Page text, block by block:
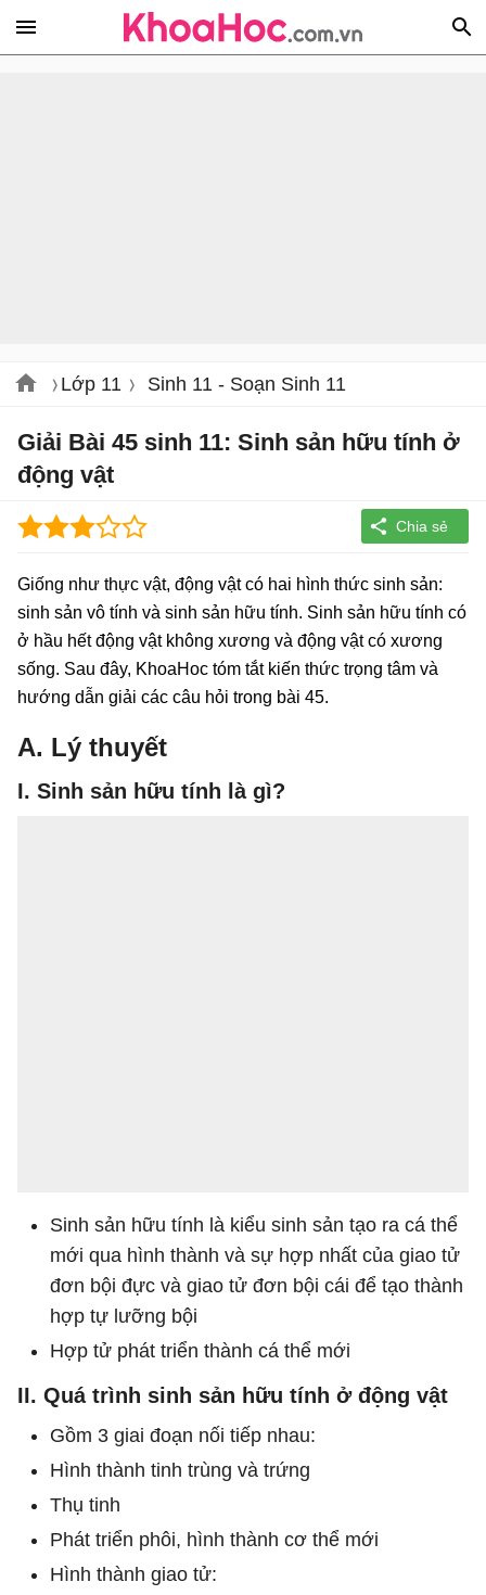
Lớp 11 Sinh 11 - Soạn Sinh 11
Giải Bài 45 sinh 11: Sinh sản hữu tính ở
động vật
Giống như thực vật, động vật có hai hình thức sinh sản:
sinh sản vô tính và sinh sản hữu tính. Sinh sản hữu tính có
ở hầu hết động vật không xương và động vật có xương
sống. Sau đây, KhoaHoc tóm tắt kiến thức trọng tâm và
hướng dẫn giải các câu hỏi trong bài 45.
A. Lý thuyết
I. Sinh sản hữu tính là gì?
Sinh sản hữu tính là kiểu sinh sản tạo ra cá thể
mới qua hình thành và sự hợp nhất của giao tử
đơn bội đực và giao tử đơn bội cái để tạo thành
hợp tự lưỡng bội
Hợp tử phát triển thành cá thể mới
II. Quá trình sinh sản hữu tính ở động vật
Gồm 3 giai đoạn nối tiếp nhau:
Hình thành tinh trùng và trứng
Thụ tinh
Phát triển phôi, hình thành cơ thể mới
Hình thành giao tử: